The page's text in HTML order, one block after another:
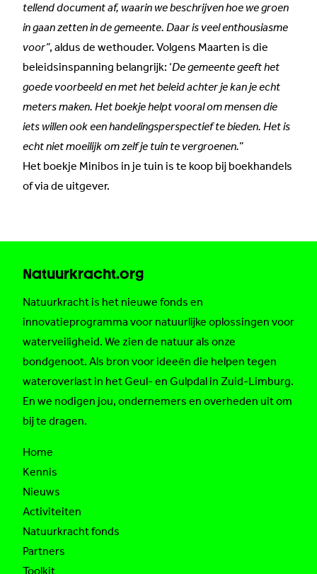
tellend document af, waarin we beschrijven hoe we groen
in gaan zetten in de gemeente. Daar is veel enthousiasme
voor”, aldus de wethouder. Volgens Maarten is die
beleidsinspanning belangrijk: ‘De gemeente geeft het
goede voorbeeld en met het beleid achter je kan je echt
meters maken. Het boekje helpt vooral om mensen die
iets willen ook een handelingsperspectief te bieden. Het is
echt niet moeilijk om zelf je tuin te vergroenen.”
Het boekje Minibos in je tuin is te koop bij boekhandels
of via de uitgever.
Natuurkracht.org
Natuurkracht is het nieuwe fonds en
innovatieprogramma voor natuurlijke oplossingen voor
waterveiligheid. We zien de natuur als onze
bondgenoot. Als bron voor ideeën die helpen tegen
wateroverlast in het Geul- en Gulpdal in Zuid-Limburg.
En we nodigen jou, ondernemers en overheden uit om
bij te dragen.
Home
Kennis
Nieuws
Activiteiten
Natuurkracht fonds
Partners
Toolkit